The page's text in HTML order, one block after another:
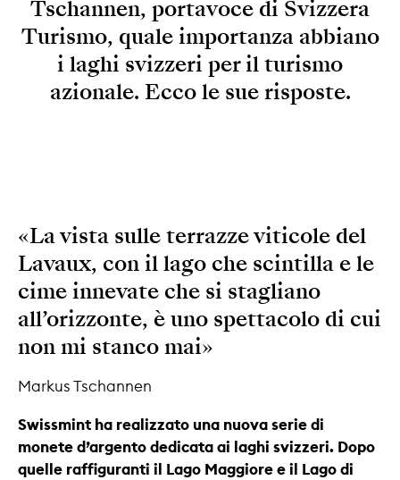
Tschannen, portavoce di Svizzera
Turismo, quale importanza abbiano
i laghi svizzeri per il turismo
azionale. Ecco le sue risposte.
«La vista sulle terrazze viticole del
Lavaux, con il lago che scintilla e le
cime innevate che si stagliano
all’orizzonte, è uno spettacolo di cui
non mi stanco mai»
Markus Tschannen
Swissmint ha realizzato una nuova serie di
monete d’argento dedicata ai laghi svizzeri. Dopo
quelle raffiguranti il Lago Maggiore e il Lago di